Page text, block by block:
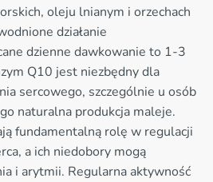
oleju lnianym i orzechach
działanie
dzienne dawkowanie to 1-3
Q10 jest niezbędny dla
sercowego, szczególnie u osób
naturalna produkcja maleje.
fundamentalną rolę w regulacji
a ich niedobory mogą
i arytmii. Regularna aktywność